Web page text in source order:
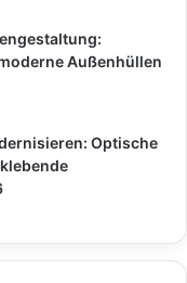
Außenhüllen
Optische